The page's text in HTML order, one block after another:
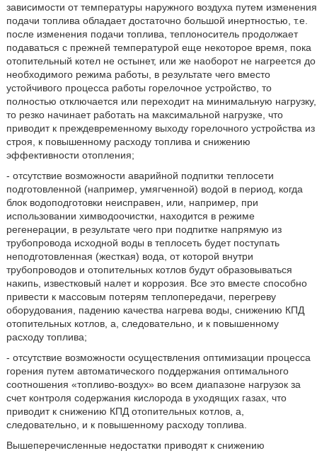
зависимости от температуры наружного воздуха путем изменения
подачи топлива обладает достаточно большой инертностью, т.е.
после изменения подачи топлива, теплоноситель продолжает
подаваться с прежней температурой еще некоторое время, пока
отопительный котел не остынет, или же наоборот не нагреется до
необходимого режима работы, в результате чего вместо
устойчивого процесса работы горелочное устройство, то
полностью отключается или переходит на минимальную нагрузку,
то резко начинает работать на максимальной нагрузке, что
приводит к преждевременному выходу горелочного устройства из
строя, к повышенному расходу топлива и снижению
эффективности отопления;
- отсутствие возможности аварийной подпитки теплосети
подготовленной (например, умягченной) водой в период, когда
блок водоподготовки неисправен, или, например, при
использовании химводоочистки, находится в режиме
регенерации, в результате чего при подпитке напрямую из
трубопровода исходной воды в теплосеть будет поступать
неподготовленная (жесткая) вода, от которой внутри
трубопроводов и отопительных котлов будут образовываться
накипь, известковый налет и коррозия. Все это вместе способно
привести к массовым потерям теплопередачи, перегреву
оборудования, падению качества нагрева воды, снижению КПД
отопительных котлов, а, следовательно, и к повышенному
расходу топлива;
- отсутствие возможности осуществления оптимизации процесса
горения путем автоматического поддержания оптимального
соотношения «топливо-воздух» во всем диапазоне нагрузок за
счет контроля содержания кислорода в уходящих газах, что
приводит к снижению КПД отопительных котлов, а,
следовательно, и к повышенному расходу топлива.
Вышеперечисленные недостатки приводят к снижению